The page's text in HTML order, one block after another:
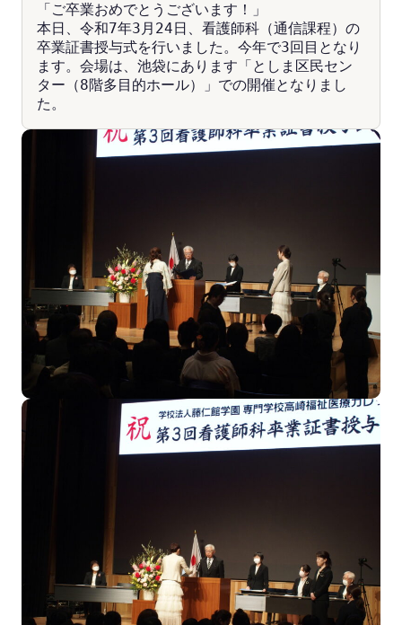
「ご卒業おめでとうございます！」
本日、令和7年3月24日、看護師科（通信課程）の
卒業証書授与式を行いました。今年で3回目となり
ます。会場は、池袋にあります「としま区民セン
ター（8階多目的ホール）」での開催となりまし
た。